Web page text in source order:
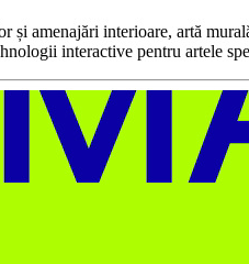
amenajări interioare, artă
interactive pentru artele